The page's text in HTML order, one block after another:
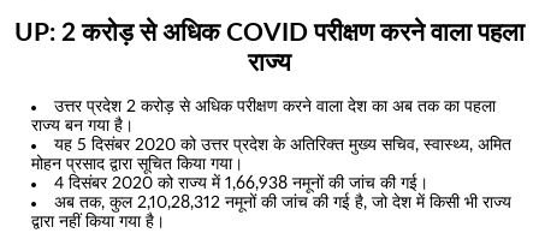
UP: 2 करोड़ से अधिक COVID परीक्षण करने वाला पहला
राज्य
उत्तर प्रदेश 2 करोड़ से अधिक परीक्षण करने वाला देश का अब तक का पहला
राज्य बन गया है।
यह 5 दिसंबर 2020 को उत्तर प्रदेश के अतिरिक्त मुख्य सचिव, स्वास्थ्य, अमित
मोहन प्रसाद द्वारा सूचित किया गया।
4 दिसंबर 2020 को राज्य में 1,66,938 नमूनों की जांच की गई।
अब तक, कुल 2,10,28,312 नमूनों की जांच की गई है, जो देश में किसी भी राज्य
द्वारा नहीं किया गया है।